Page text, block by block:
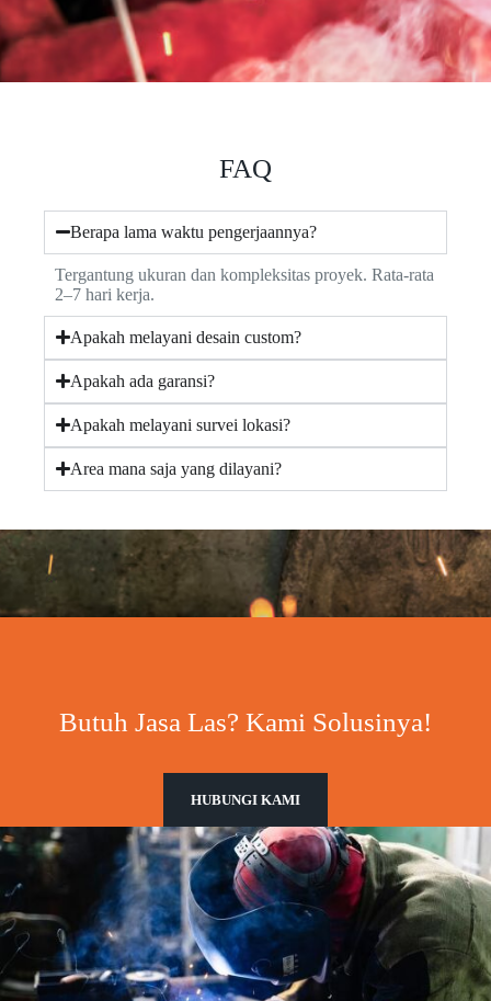
FAQ
Berapa lama waktu pengerjaannya?
Tergantung ukuran dan kompleksitas proyek. Rata-rata
2–7 hari kerja.
Apakah melayani desain custom?
Apakah ada garansi?
Apakah melayani survei lokasi?
Area mana saja yang dilayani?
Butuh Jasa Las? Kami Solusinya!
HUBUNGI KAMI